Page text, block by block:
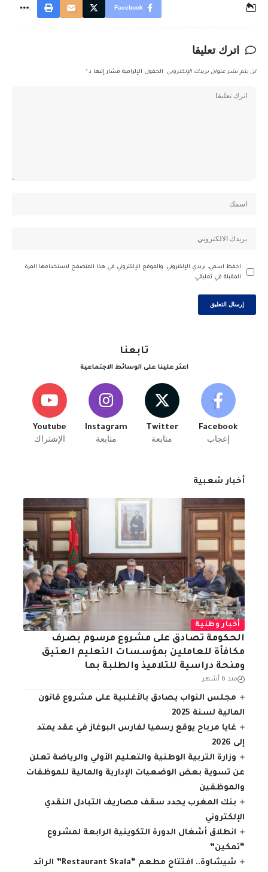
Facebook
اترك تعليقا
لن يتم نشر عنوان بريدك الإلكتروني. الحقول الإلزامية مشار إليها بـ *
احفظ اسمي، بريدي الإلكتروني، والموقع الإلكتروني في هذا المتصفح لاستخدامها المرة
المقبلة في تعليقي.
تابعنا
اعثر علينا على الوسائط الاجتماعية
Facebook
إعجاب
Twitter
متابعة
Instagram
متابعة
Youtube
الإشتراك
أخبار شعبية
أخبار وطنية
الحكومة تصادق على مشروع مرسوم بصرف
مكافأة للعاملين بمؤسسات التعليم العتيق
ومنحة دراسية للتلاميذ والطلبة بها
منذ 6 أشهر
مجلس النواب يصادق بالأغلبية على مشروع قانون
المالية لسنة 2025
غايا مرباح يوقع رسميا لفارس البوغاز في عقد يمتد
إلى 2026
وزارة التربية الوطنية والتعليم الأولي والرياضة تعلن
عن تسوية بعض الوضعيات الإدارية والمالية للموظفات
والموظفين
بنك المغرب يحدد سقف مصاريف التبادل النقدي
الإلكتروني
انطلاق أشغال الدورة التكوينية الرابعة لمشروع
“تمكين”
شيشاوة.. افتتاح مطعم “Restaurant Skala” الرائد